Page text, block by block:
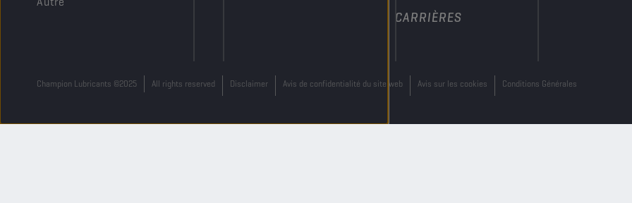
CARRIÈRES
Champion Lubricants ©2025 All rights reserved Disclaimer Avis de confidentialité du site web Avis sur les cookies Conditions Générales